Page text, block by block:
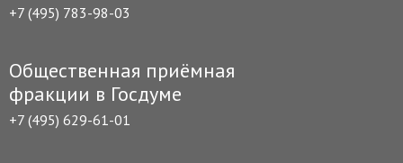
+7 (495) 783-98-03
Общественная приёмная
фракции в Госдуме
+7 (495) 629-61-01